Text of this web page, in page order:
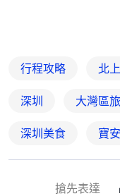
行程攻略 北
深圳 大灣區
深圳美食 寶
搶先表達